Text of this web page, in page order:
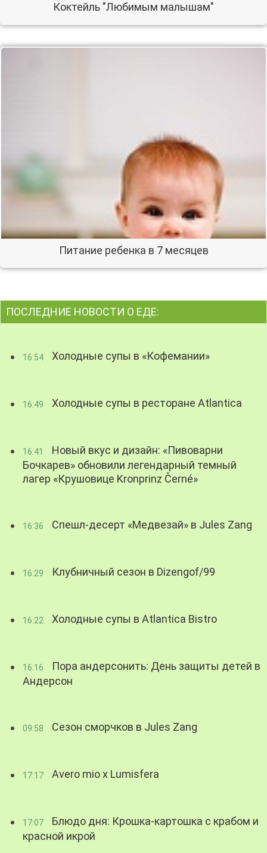
Коктейль "Любимым малышам"
Питание ребенка в 7 месяцев
ПОСЛЕДНИЕ НОВОСТИ О ЕДЕ:
16:54 Холодные супы в «Кофемании»
16:49 Холодные супы в ресторане Atlantica
16:41
Новый вкус и дизайн: «Пивоварни
Бочкарев» обновили легендарный темный
лагер «Крушовице Kronprinz Černé»
16:36 Спешл-десерт «Медвезай» в Jules Zang
16:29 Клубничный сезон в Dizengof/99
16:22 Холодные супы в Atlantica Bistro
16:16
Пора андерсонить: День защиты детей в
Андерсон
09:58 Сезон сморчков в Jules Zang
17:17 Avero mio x Lumisfera
17:07
Блюдо дня: Крошка-картошка с крабом и
красной икрой